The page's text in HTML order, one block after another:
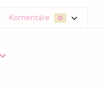
Komentáře 0